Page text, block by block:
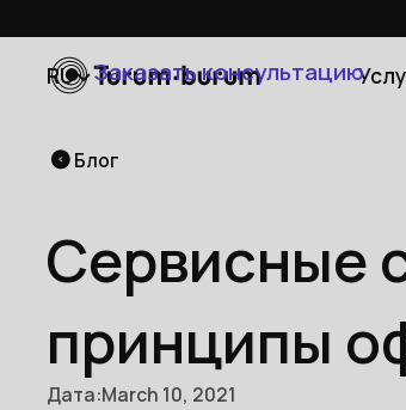
RU Заказать консультацию
Блог
Сервисные
принципы
Дата:March 10, 2021